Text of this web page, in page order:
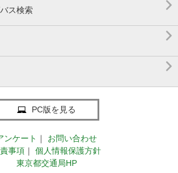
ス検索 


PC版を見る
ンケート ｜
お問い合わせ
事項 ｜
個人情報保護方針
東京都交通局HP